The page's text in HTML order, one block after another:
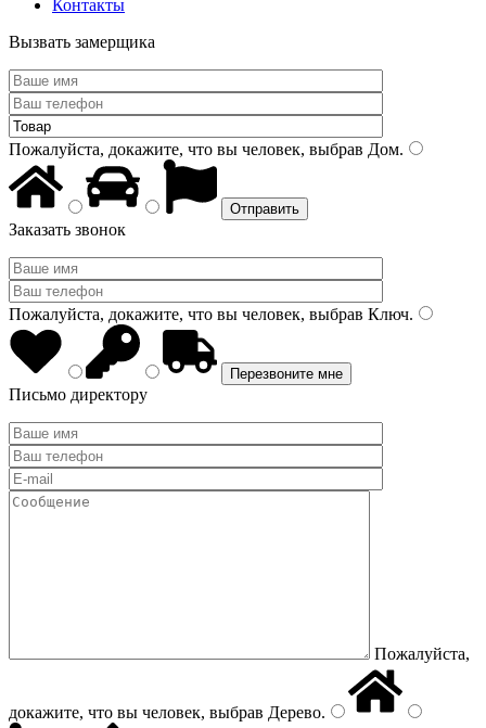
Контакты
Вызвать замерщика
Пожалуйста, докажите, что вы человек, выбрав Дом.
Заказать звонок
Пожалуйста, докажите, что вы человек, выбрав Ключ.
Письмо директору
Пожалуйста,
докажите, что вы человек, выбрав Дерево.